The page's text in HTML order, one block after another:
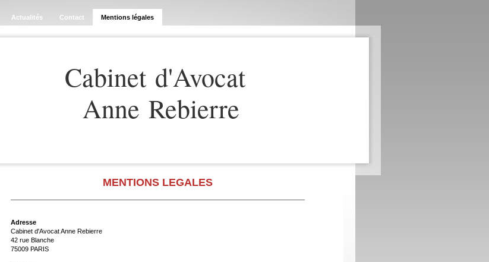
Actualités Contact Mentions légales
Cabinet d'Avocat
Anne Rebierre
MENTIONS LEGALES
Adresse
Cabinet d'Avocat Anne Rebierre
42 rue Blanche
75009 PARIS